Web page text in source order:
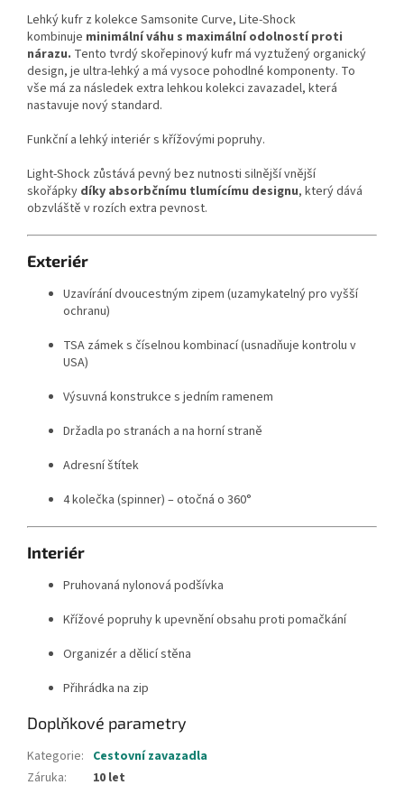
Lehký kufr z kolekce Samsonite Curve, Lite-Shock
kombinuje minimální váhu s maximální odolností proti
nárazu. Tento tvrdý skořepinový kufr má vyztužený organický
design, je ultra-lehký a má vysoce pohodlné komponenty. To
vše má za následek extra lehkou kolekci zavazadel, která
nastavuje nový standard.
Funkční a lehký interiér s křížovými popruhy.
Light-Shock zůstává pevný bez nutnosti silnější vnější
skořápky díky absorbčnímu tlumícímu designu, který dává
obzvláště v rozích extra pevnost.
Exteriér
Uzavírání dvoucestným zipem (uzamykatelný pro vyšší
ochranu)
TSA zámek s číselnou kombinací (usnadňuje kontrolu v
USA)
Výsuvná konstrukce s jedním ramenem
Držadla po stranách a na horní straně
Adresní štítek
4 kolečka (spinner) – otočná o 360°
Interiér
Pruhovaná nylonová podšívka
Křížové popruhy k upevnění obsahu proti pomačkání
Organizér a dělicí stěna
Přihrádka na zip
Doplňkové parametry
Kategorie: Cestovní zavazadla
Záruka: 10 let